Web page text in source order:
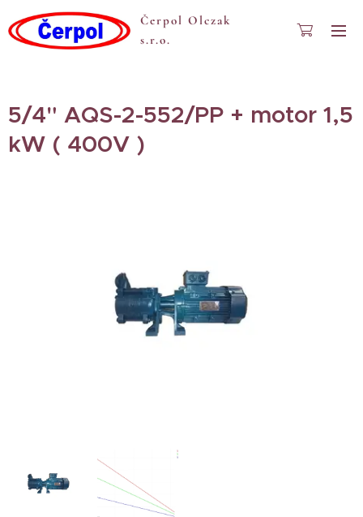
Čerpol Olczak
s.r.o.
5/4" AQS-2-552/PP + motor 1,5
kW ( 400V )